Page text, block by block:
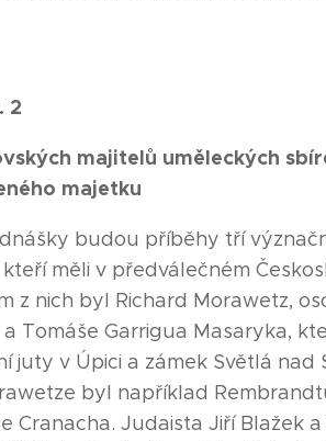
2
majitelů uměleckých
majetku
budou příběhy tří
měli v předválečném
z nich byl Richard Morawetz,
Tomáše Garrigua Masaryka,
juty v Úpici a zámek Světlá nad
byl například
Cranacha. Judaista Jiří Blažek